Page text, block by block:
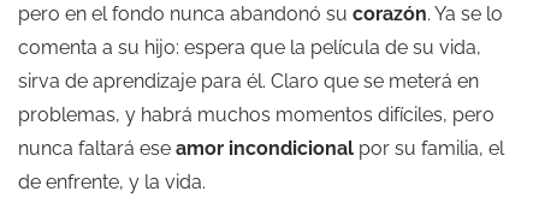
pero en el fondo nunca abandonó su corazón. Ya se lo
comenta a su hijo: espera que la película de su vida,
sirva de aprendizaje para él. Claro que se meterá en
problemas, y habrá muchos momentos difíciles, pero
nunca faltará ese amor incondicional por su familia, el
de enfrente, y la vida.